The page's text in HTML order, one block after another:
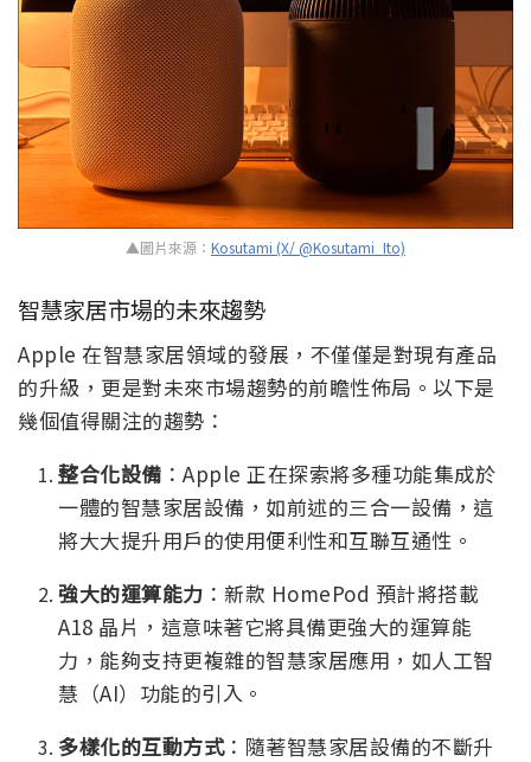
▲圖片來源： Kosutami (X/ @Kosutami_Ito)
智慧家居市場的未來趨勢
Apple 在智慧家居領域的發展，不僅僅是對現有產品
的升級，更是對未來市場趨勢的前瞻性佈局。以下是
幾個值得關注的趨勢：
整合化設備 ：Apple 正在探索將多種功能集成於
一體的智慧家居設備，如前述的三合一設備，這
將大大提升用戶的使用便利性和互聯互通性。
強大的運算能力 ：新款 HomePod 預計將搭載
A18 晶片，這意味著它將具備更強大的運算能
力，能夠支持更複雜的智慧家居應用，如人工智
慧（AI）功能的引入。
多樣化的互動方式：隨著智慧家居設備的不斷升